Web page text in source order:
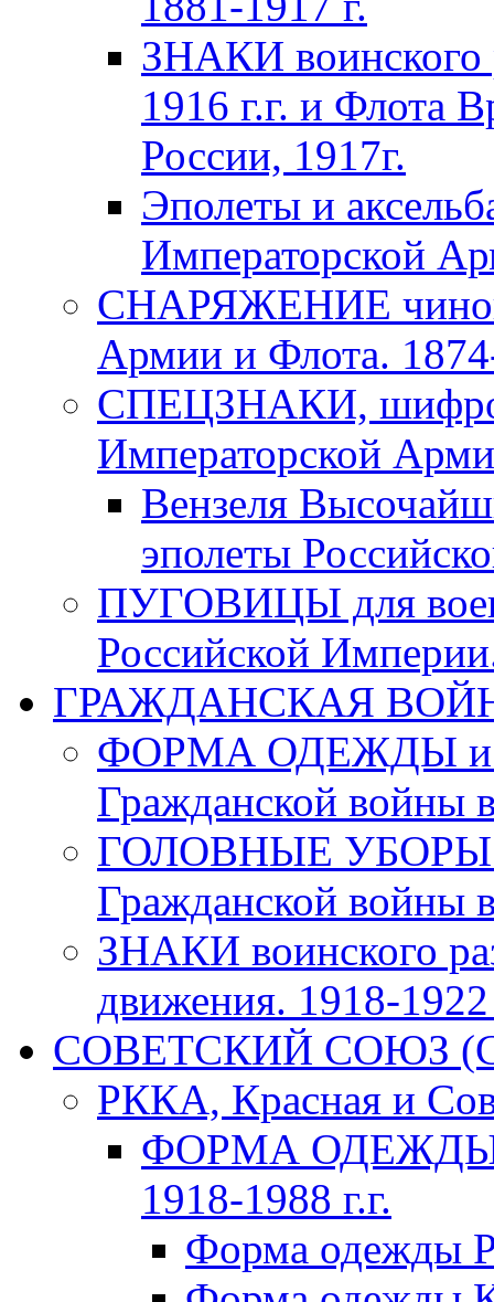
ЗНАКИ воинского
1916 г.г. и Флота
России, 1917г.
Эполеты и
Императорской
СНАРЯЖЕНИЕ чинов
Армии и Флота.
СПЕЦЗНАКИ,
Императорской
Вензеля
эполеты
ПУГОВИЦЫ для
Российской
ГРАЖДАНСКАЯ ВОЙНА
ФОРМА ОДЕЖДЫ и
Гражданской войны
ГОЛОВНЫЕ УБОРЫ
Гражданской войны
ЗНАКИ воинского
движения. 1918-1922
СОВЕТСКИЙ СОЮЗ
РККА, Красная и
ФОРМА ОДЕЖДЫ
1918-1988 г.г.
Форма одежды